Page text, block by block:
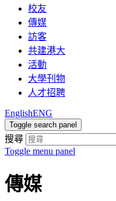
校友
傳媒
訪客
共建港大
活動
大學刊物
人才招聘
EnglishENG
Toggle search panel
搜尋
Toggle menu panel
傳媒